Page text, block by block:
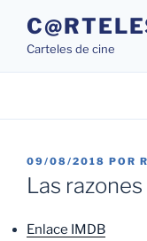
contenido
Carteles de cine
PUBLICADO
EL
09/08/2018 POR
Las
Enlace IMDB